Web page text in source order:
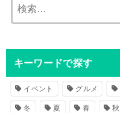
キーワードで探す
イベント グルメ
冬 夏 春 秋